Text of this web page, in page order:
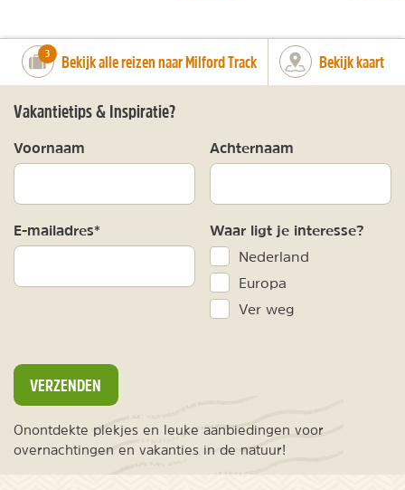
number_of_trips:
3 Bekijk alle reizen naar Milford Track Bekijk kaart
Vakantietips & Inspiratie?
Voornaam Achternaam
E-mailadres* Waar ligt je interesse?
Nederland
Europa
Ver weg
VERZENDEN
Onontdekte plekjes en leuke aanbiedingen voor
overnachtingen en vakanties in de natuur!